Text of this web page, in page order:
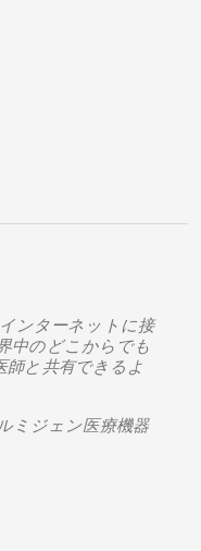
ンターネットに接
中のどこからでも
師と共有できるよ
ミジェン医療機器